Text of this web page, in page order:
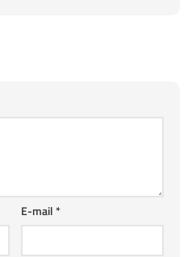
E-mail*